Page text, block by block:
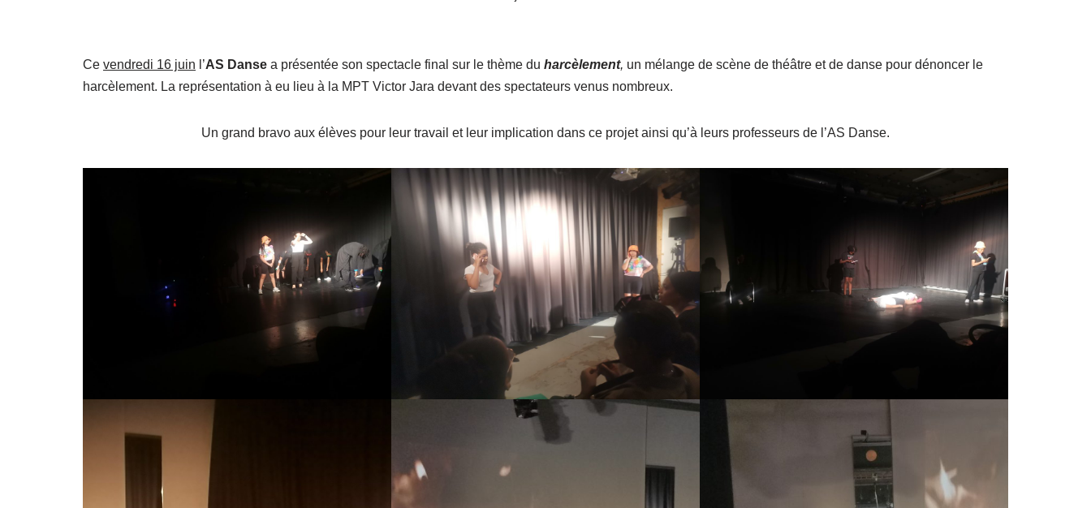
Ce vendredi 16 juin l’AS Danse a présentée son spectacle final sur le thème du harcèlement, un mélange de scène de théâtre et de danse pour dénoncer le
harcèlement. La représentation à eu lieu à la MPT Victor Jara devant des spectateurs venus nombreux.
Un grand bravo aux élèves pour leur travail et leur implication dans ce projet ainsi qu’à leurs professeurs de l’AS Danse.